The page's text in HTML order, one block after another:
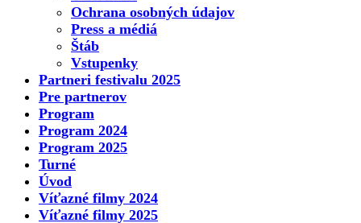
Ochrana osobných údajov
Press a médiá
Štáb
Vstupenky
Partneri festivalu 2025
Pre partnerov
Program
Program 2024
Program 2025
Turné
Úvod
Víťazné filmy 2024
Víťazné filmy 2025